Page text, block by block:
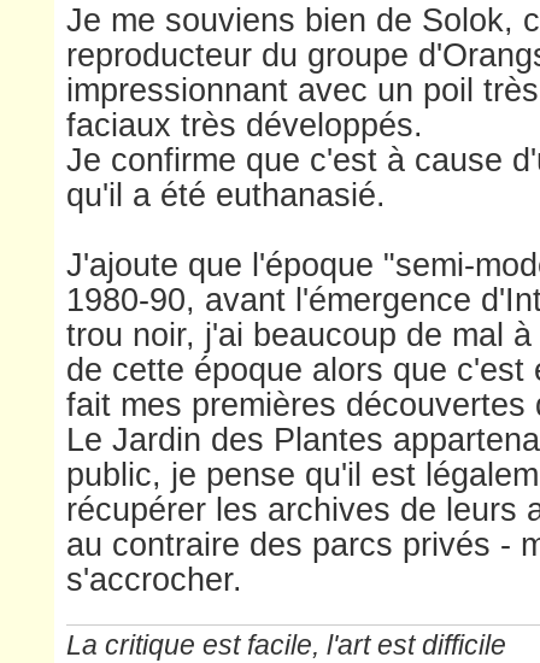
Je me souviens bien de Solok,
reproducteur du groupe
impressionnant avec un poil
faciaux très développés.
Je confirme que c'est à cause
qu'il a été euthanasié.
J'ajoute que l'époque "semi-
1980-90, avant l'émergence
trou noir, j'ai beaucoup de mal
de cette époque alors que c'est
fait mes premières
Le Jardin des Plantes
public, je pense qu'il est
récupérer les archives de leurs
au contraire des parcs privés -
s'accrocher.
La critique est facile, l'art est difficile